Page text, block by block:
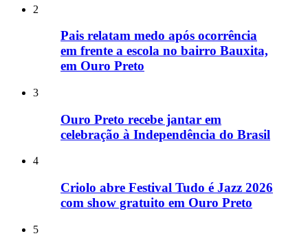
2
Pais relatam medo após ocorrência
em frente a escola no bairro Bauxita,
em Ouro Preto
3
Ouro Preto recebe jantar em
celebração à Independência do Brasil
4
Criolo abre Festival Tudo é Jazz 2026
com show gratuito em Ouro Preto
5